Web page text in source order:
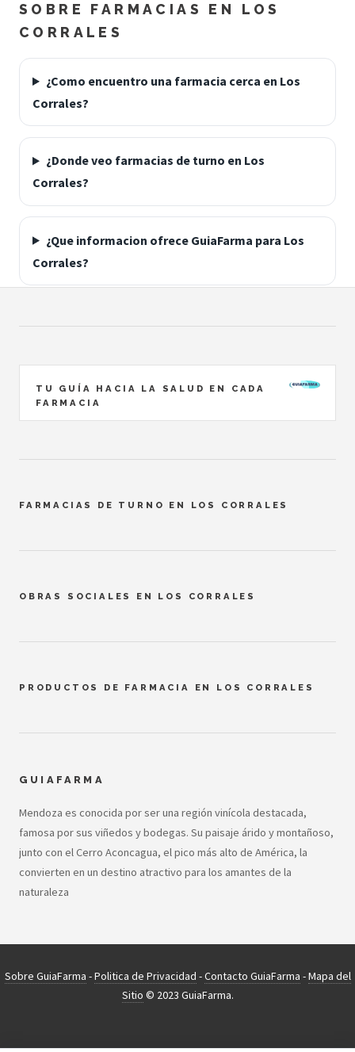
SOBRE FARMACIAS EN LOS
CORRALES
¿Como encuentro una farmacia cerca en Los
Corrales?
¿Donde veo farmacias de turno en Los
Corrales?
¿Que informacion ofrece GuiaFarma para Los
Corrales?
TU GUÍA HACIA LA SALUD EN CADA
FARMACIA
FARMACIAS DE TURNO EN LOS CORRALES
OBRAS SOCIALES EN LOS CORRALES
PRODUCTOS DE FARMACIA EN LOS CORRALES
GUIAFARMA
Mendoza es conocida por ser una región vinícola destacada,
famosa por sus viñedos y bodegas. Su paisaje árido y montañoso,
junto con el Cerro Aconcagua, el pico más alto de América, la
convierten en un destino atractivo para los amantes de la
naturaleza
Sobre GuiaFarma -Politica de Privacidad -Contacto GuiaFarma -Mapa del
Sitio © 2023 GuiaFarma.